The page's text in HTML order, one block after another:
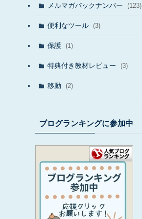
メルマガバックナンバー (123)
便利なツール (3)
保護 (1)
特典付き教材レビュー (3)
移動 (2)
ブログランキングに参加中